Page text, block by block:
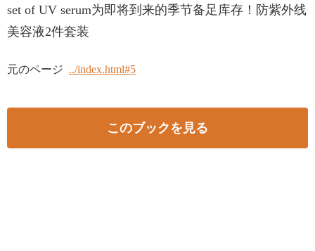
set of UV serum为即将到来的季节备足库存！防紫外线
美容液2件套装
元のページ ../index.html#5
このブックを見る